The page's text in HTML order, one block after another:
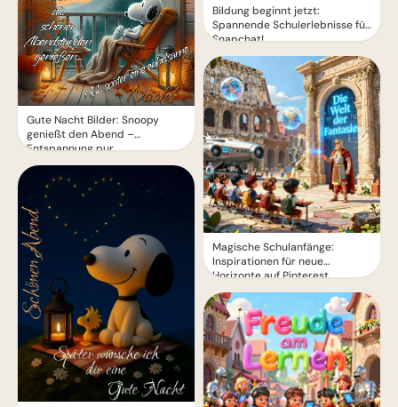
Gute Nacht Bilder: Snoopy
genießt den Abend –
Entspannung pur
Bildung beginnt jetzt:
Spannende Schulerlebnisse für
Snapchat!
Magische Schulanfänge:
Inspirationen für neue
Horizonte auf Pinterest